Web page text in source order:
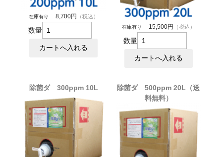
在庫有り 8,700円 （税込）
数量 在庫有り 15,500円 （税込）
数量
除菌ダ 300ppm 10L
除菌ダ 500ppm 20L（送
料無料）